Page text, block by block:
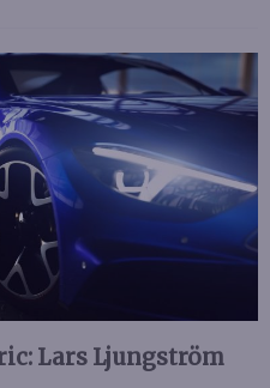
Lars Ljungström